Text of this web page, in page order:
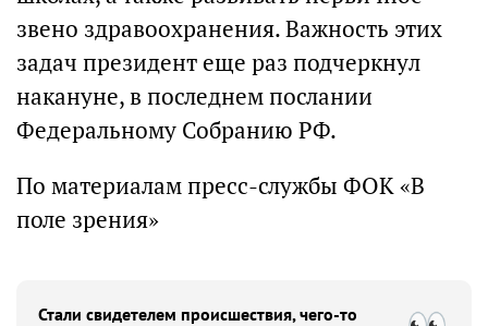
звено здравоохранения. Важность этих
задач президент еще раз подчеркнул
накануне, в последнем послании
Федеральному Собранию РФ.
По материалам пресс-службы ФОК «В
поле зрения»
Стали свидетелем происшествия, чего-то